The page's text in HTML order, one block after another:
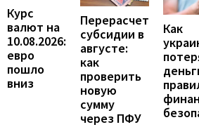
Курс
валют на
10.08.2026:
евро
пошло
вниз
Перерасчет
субсидии в
августе:
как
проверить
новую
сумму
через ПФУ
Как